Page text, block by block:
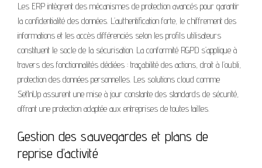
Les ERP intègrent des mécanismes de protection avancés pour garantir
la confidentialité des données. L’authentification forte, le chiffrement des
informations et les accès différenciés selon les profils utilisateurs
constituent le socle de la sécurisation. La conformité RGPD s’applique à
travers des fonctionnalités dédiées : traçabilité des actions, droit à l’oubli,
protection des données personnelles. Les solutions cloud comme
SetInUp assurent une mise à jour constante des standards de sécurité,
offrant une protection adaptée aux entreprises de toutes tailles.
Gestion des sauvegardes et plans de
reprise d’activité